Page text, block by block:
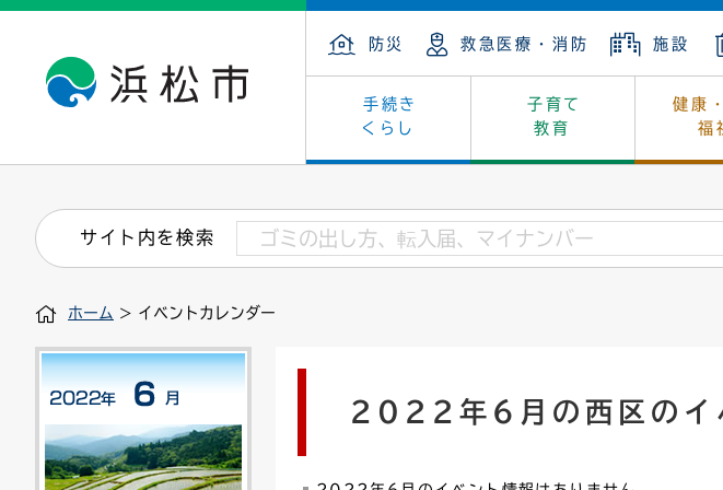
防災 救急医療・消防 施設
手続き
くらし
子育て
教育
健康
福
戸籍・住民の手続き 保険・年金
住まい・建築 墓地・斎場
税金
道路・交通・河川
印鑑登録証明書 戸籍謄本・抄本
道路台帳
子育て・青少年・若者 教育
看護専門学校 学級閉鎖
小学校一覧
健康・医療 福祉
介護保険 保健所
文化・芸術 文化財
浜松・浜名湖だいすきネット はじめよう、ハ
産業振興 カーボンニュートラル
発注情報(入札・契約) 福祉・介護
募集
市の概要 庁舎案内
外郭団体 統計
職員採用
行政区
情報公開・個人情報
附属機関
サイト内を検索
ホーム > イベントカレンダー
2022年6月の西区のイ